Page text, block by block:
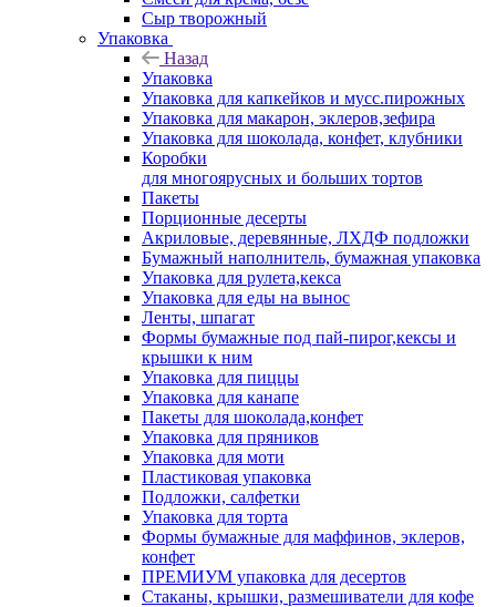
Сыр творожный
Упаковка
Назад
Упаковка
Упаковка для капкейков и мусс.пирожных
Упаковка для макарон, эклеров,зефира
Упаковка для шоколада, конфет, клубники
Коробки
для многоярусных и больших тортов
Пакеты
Порционные десерты
Акриловые, деревянные, ЛХДФ подложки
Бумажный наполнитель, бумажная упаковка
Упаковка для рулета,кекса
Упаковка для еды на вынос
Ленты, шпагат
Формы бумажные под пай-пирог,кексы и
крышки к ним
Упаковка для пиццы
Упаковка для канапе
Пакеты для шоколада,конфет
Упаковка для пряников
Упаковка для моти
Пластиковая упаковка
Подложки, салфетки
Упаковка для торта
Формы бумажные для маффинов, эклеров,
конфет
ПРЕМИУМ упаковка для десертов
Стаканы, крышки, размешиватели для кофе